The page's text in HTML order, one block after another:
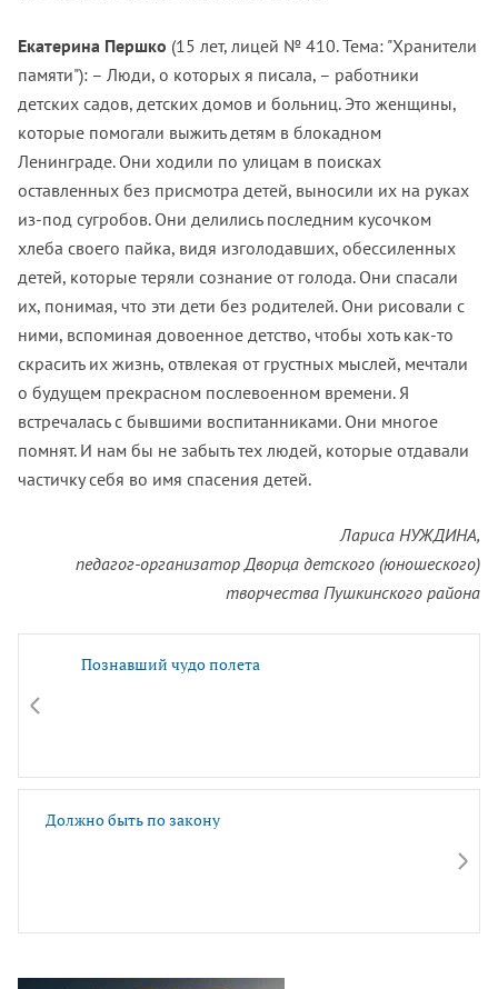
Екатерина Першко (15 лет, лицей № 410. Тема: "Хранители
памяти"): – Люди, о которых я писала, – работники
детских садов, детских домов и больниц. Это женщины,
которые помогали выжить детям в блокадном
Ленинграде. Они ходили по улицам в поисках
оставленных без присмотра детей, выносили их на руках
из-под сугробов. Они делились последним кусочком
хлеба своего пайка, видя изголодавших, обессиленных
детей, которые теряли сознание от голода. Они спасали
их, понимая, что эти дети без родителей. Они рисовали с
ними, вспоминая довоенное детство, чтобы хоть как-то
скрасить их жизнь, отвлекая от грустных мыслей, мечтали
о будущем прекрасном послевоенном времени. Я
встречалась с бывшими воспитанниками. Они многое
помнят. И нам бы не забыть тех людей, которые отдавали
частичку себя во имя спасения детей.
Лариса НУЖДИНА,
педагог-организатор Дворца детского (юношеского)
творчества Пушкинского района
Познавший чудо полета
Должно быть по закону